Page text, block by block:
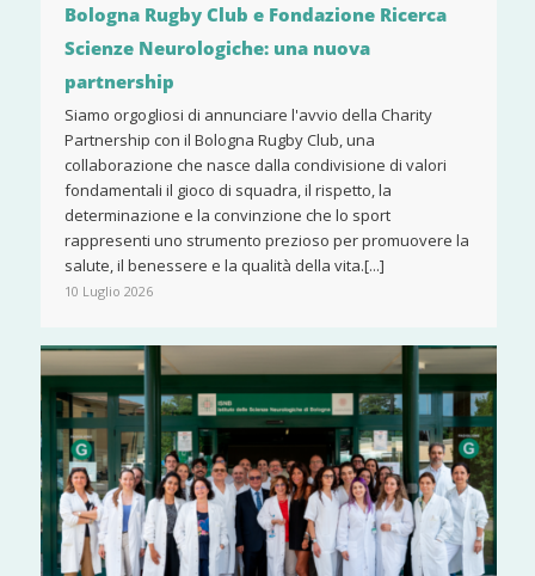
Bologna Rugby Club e Fondazione Ricerca
Scienze Neurologiche: una nuova
partnership
Siamo orgogliosi di annunciare l'avvio della Charity
Partnership con il Bologna Rugby Club, una
collaborazione che nasce dalla condivisione di valori
fondamentali il gioco di squadra, il rispetto, la
determinazione e la convinzione che lo sport
rappresenti uno strumento prezioso per promuovere la
salute, il benessere e la qualità della vita.[...]
10 Luglio 2026